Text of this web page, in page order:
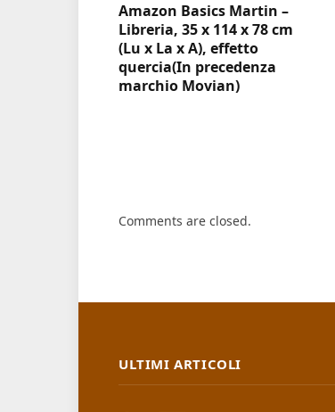
Amazon Basics Martin –
Libreria, 35 x 114 x 78 cm
(Lu x La x A), effetto
quercia(In precedenza
marchio Movian)
Comments are closed.
ULTIMI ARTICOLI